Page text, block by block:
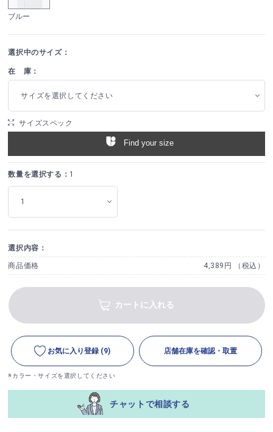
ブルー
選択中のサイズ：
在 庫：
サイズを選択してください
サイズスペック
Find your size
数量を選択する： 1
選択内容：
商品価格 4,389円 （税込）
カートに入れる
お気に入り登録 (9) 店舗在庫を確認・取置
※カラー・サイズを選択してください
チャットで相談する